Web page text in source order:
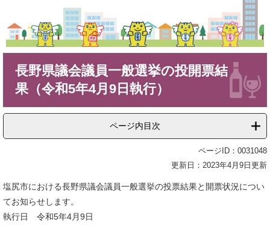
長野県議会議員一般選挙の投開票結
果（令和5年4月9日執行）
ページ内目次
ページID：0031048
更新日：2023年4月9日更新
塩尻市における長野県議会議員一般選挙の投票結果と開票状況につい
てお知らせします。
執行日 令和5年4月9日